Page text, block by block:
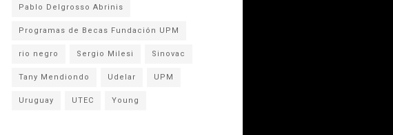
Pablo Delgrosso Abrinis
Programas de Becas Fundación UPM
rio negro Sergio Milesi Sinovac
Tany Mendiondo Udelar UPM
Uruguay UTEC Young